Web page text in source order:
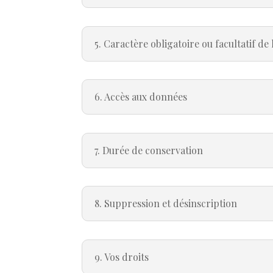
5. Caractère obligatoire ou facultatif de
6. Accès aux données
7. Durée de conservation
8. Suppression et désinscription
9. Vos droits